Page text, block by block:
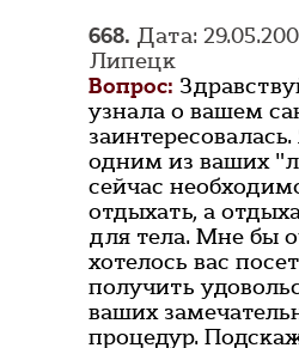
668. Дата:
Липецк
Вопрос:
узнала о вашем
одним из ваших
сейчас
отдыхать, а
для тела. Мне бы
хотелось вас
получить
ваших
процедур.